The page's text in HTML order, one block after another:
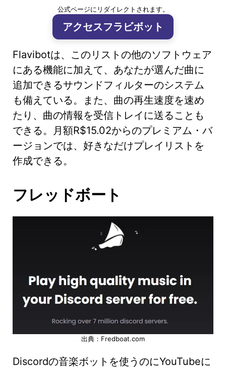
公式ページにリダイレクトされます。
アクセスフラビボット
Flavibotは、このリストの他のソフトウェア
にある機能に加えて、あなたが選んだ曲に
追加できるサウンドフィルターのシステム
も備えている。また、曲の再生速度を速め
たり、曲の情報を受信トレイに送ることも
できる。月額R$15.02からのプレミアム・バ
ージョンでは、好きなだけプレイリストを
作成できる。
フレッドボート
出典：Fredboat.com
Discordの音楽ボットを使うのにYouTubeに